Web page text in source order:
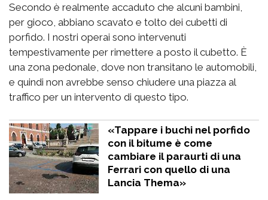
Secondo è realmente accaduto che alcuni bambini,
per gioco, abbiano scavato e tolto dei cubetti di
porfido. I nostri operai sono intervenuti
tempestivamente per rimettere a posto il cubetto. È
una zona pedonale, dove non transitano le automobili,
e quindi non avrebbe senso chiudere una piazza al
traffico per un intervento di questo tipo.
«Tappare i buchi nel porfido
con il bitume è come
cambiare il paraurti di una
Ferrari con quello di una
Lancia Thema»